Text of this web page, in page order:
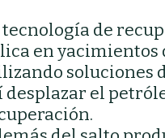
tecnología de
en yacimientos
soluciones
desplazar el